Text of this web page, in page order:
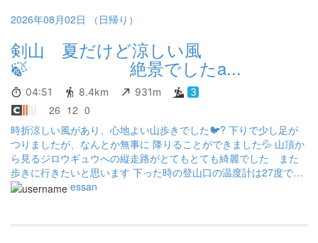
2026年08月02日 （日帰り）
剣山 夏だけど涼しい風
🍃 絶景でしたa...
04:51 8.4km 931m 3
26 12 0
時折涼しい風があり、心地よい山歩きでした🐦? 下りで少し足が
つりましたが、なんとか無事に 降りることができました💦 山頂か
ら見るジロウギュウへの縦走路がとてもとても綺麗でした また
歩きに行きたいと思います 下った時の登山口の温度計は27度でし
た 山は涼しい🍃 帰りに剣山木綿麻温泉（つるぎさんゆうまおんせ
essan